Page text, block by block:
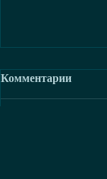
Комментарии